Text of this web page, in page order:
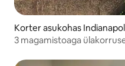
Korter asukohas
3 magamistoaga